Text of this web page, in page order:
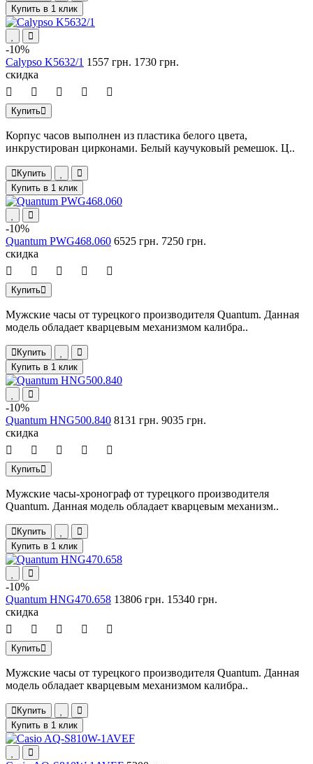
Купить в 1 клик
-10%
Calypso K5632/1 1557 грн. 1730 грн.
скидка
Купить
Корпус часов выполнен из пластика белого цвета,
инкрустирован цирконами. Белый каучуковый ремешок. Ц..
Купить
Купить в 1 клик
-10%
Quantum PWG468.060 6525 грн. 7250 грн.
скидка
Купить
Мужские часы от турецкого производителя Quantum. Данная
модель обладает кварцевым механизмом калибра..
Купить
Купить в 1 клик
-10%
Quantum HNG500.840 8131 грн. 9035 грн.
скидка
Купить
Мужские часы-хронограф от турецкого производителя
Quantum. Данная модель обладает кварцевым механизм..
Купить
Купить в 1 клик
-10%
Quantum HNG470.658 13806 грн. 15340 грн.
скидка
Купить
Мужские часы от турецкого производителя Quantum. Данная
модель обладает кварцевым механизмом калибра..
Купить
Купить в 1 клик